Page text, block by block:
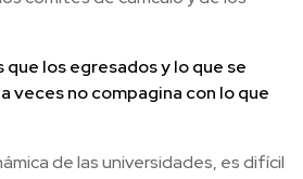
que los egresados y lo que se
veces no compagina con lo que
de las universidades, es difícil